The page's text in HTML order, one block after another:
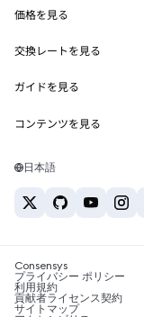
MetaMask Connect
Snaps
Web3サービス
セキュリティ
サポート
キャリア
お問い合わせ
価格を見る
イーサリアムの価格
Solanaの価格
Tetherの価格
交換レートを見る
ETH→USD
USDT→INR
BTC→INR
ETH→USDT
ガイドを見る
ETHの購入
USDTの購入
SHIBの購入
BNBの購入
コンテンツを見る
Solanaウォレット
税制関連ニュース
暗号資産の購入方法は？
日本語
Consensys
プライバシー ポリシー
利用規約
貢献者ライセンス契約
サイトマップ